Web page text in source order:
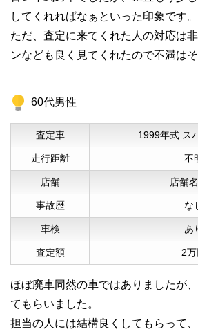
してくれればなぁといった印象です。
ただ、査定に来てくれた人の対応は
ンなども良く見てくれたので不満は
60代男性
査定車 1999年式 ス
走行距離 不
店舗 店舗
事故歴 な
車検 あ
査定額 2万
ほぼ廃車同然の車ではありましたが
てもらいました。
担当の人には結構良くしてもらって